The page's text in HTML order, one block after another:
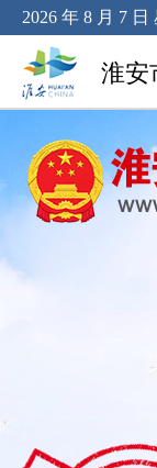
2026 年 8 月 7 日
淮安